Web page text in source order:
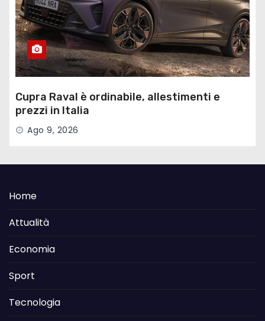
Cupra Raval è ordinabile, allestimenti e
prezzi in Italia
Ago 9, 2026
Home
Attualità
Economia
Sport
Tecnologia